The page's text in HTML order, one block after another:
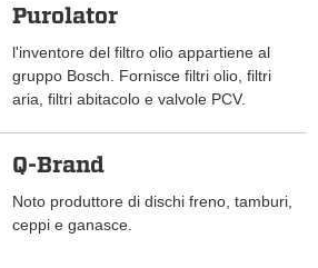
Purolator
l'inventore del filtro olio appartiene al
gruppo Bosch. Fornisce filtri olio, filtri
aria, filtri abitacolo e valvole PCV.
Q-Brand
Noto produttore di dischi freno, tamburi,
ceppi e ganasce.